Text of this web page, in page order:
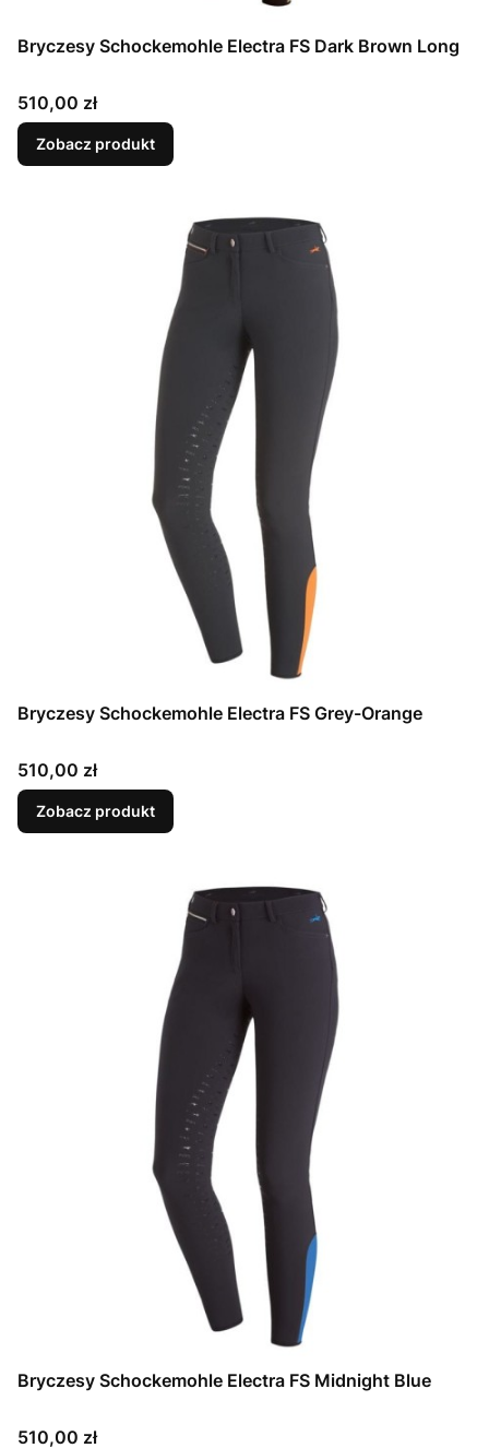
Bryczesy Schockemohle Electra FS Dark Brown Long
Cena
510,00 zł
Zobacz produkt
Bryczesy Schockemohle Electra FS Grey-Orange
Cena
510,00 zł
Zobacz produkt
Bryczesy Schockemohle Electra FS Midnight Blue
Cena
510,00 zł